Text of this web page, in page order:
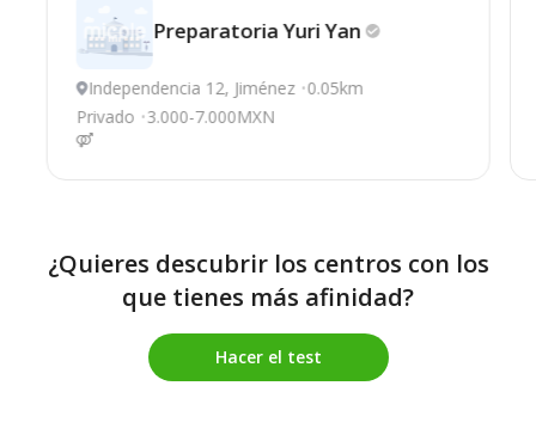
Preparatoria YuriYan
Independencia 12, Jiménez 0.05km
Privado
3.000-7.000MXN
¿Quieres descubrir los centros con los
que tienes más afinidad?
Hacer el test